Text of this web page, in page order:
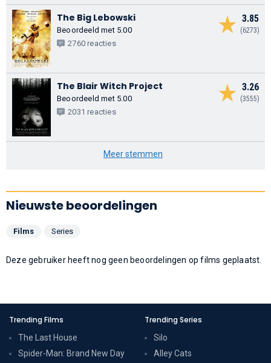
3.85
(6273)
The Big Lebowski
Beoordeeld met 5.00
2760 reacties
3.26
(3555)
The Blair Witch Project
Beoordeeld met 5.00
2031 reacties
Meer stemmen
Nieuwste beoordelingen
Films Series
Deze gebruiker heeft nog geen beoordelingen op films geplaatst.
Trending Films
The Last House
Spider-Man: Brand New Day
Trending Series
Silo
Alley Cats